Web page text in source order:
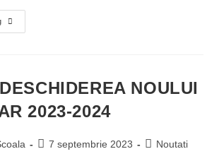
NOULUI
2023-2024
7 septembrie 2023 Noutati